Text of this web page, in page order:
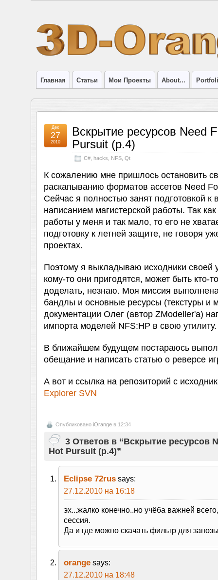
Главная Статьи Мои Проекты About...
Вскрытие ресурсов Need
Pursuit (p.4)
C#, hacks NFS, Qt
Дек
27
2010
К сожалению мне пришлось остановить
раскапыванию форматов ассетов Need
Сейчас я полностью занят подготовкой к
написанием магистерской работы. Так
работы у меня и так мало, то его не
подготовку к летней защите, не говоря
проектах.
Поэтому я выкладываю исходники своей
кому-то они пригодятся, может быть кто-
доделать, незнаю. Моя миссия
бандлы и основные ресурсы (текстуры и
документации Олег (автор ZModeller'а)
импорта моделей NFS:HP в свою утилиту.
В ближайшем будущем постараюсь
обещание и написать статью о реверсе
А вот и ссылка на репозиторий с
Explorer SVN
Опубликовано iOrangeв 12:34
3 Ответов в “Вскрытие ресурсов
Hot Pursuit (p.4)”
Eclipse 72rus says:
27.12.2010 на 16:18
эх...жалко конечно..но учёба важней
сессия.
Да и где можно скачать фильтр для
orange says:
27.12.2010 на 18:48